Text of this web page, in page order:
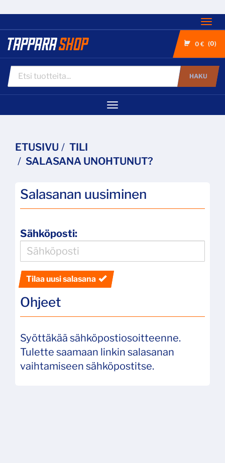
0 € 0
HAKU
Navigaatio
ETUSIVU
TILI
SALASANA UNOHTUNUT?
Salasanan uusiminen
Sähköposti:
Tilaa uusi salasana
Ohjeet
Syöttäkää sähköpostiosoitteenne.
Tulette saamaan linkin salasanan
vaihtamiseen sähköpostitse.